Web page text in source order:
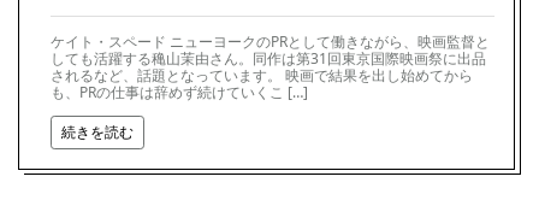
ケイト・スペード ニューヨークのPRとして働きながら、映画監督と
しても活躍する穐山茉由さん。同作は第31回東京国際映画祭に出品
されるなど、話題となっています。 映画で結果を出し始めてから
も、PRの仕事は辞めず続けていくこ […]
続きを読む